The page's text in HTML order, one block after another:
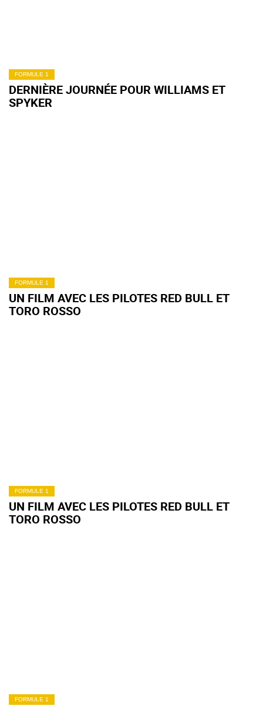
FORMULE 1
DERNIÈRE JOURNÉE POUR WILLIAMS ET
SPYKER
FORMULE 1
UN FILM AVEC LES PILOTES RED BULL ET
TORO ROSSO
FORMULE 1
UN FILM AVEC LES PILOTES RED BULL ET
TORO ROSSO
FORMULE 1